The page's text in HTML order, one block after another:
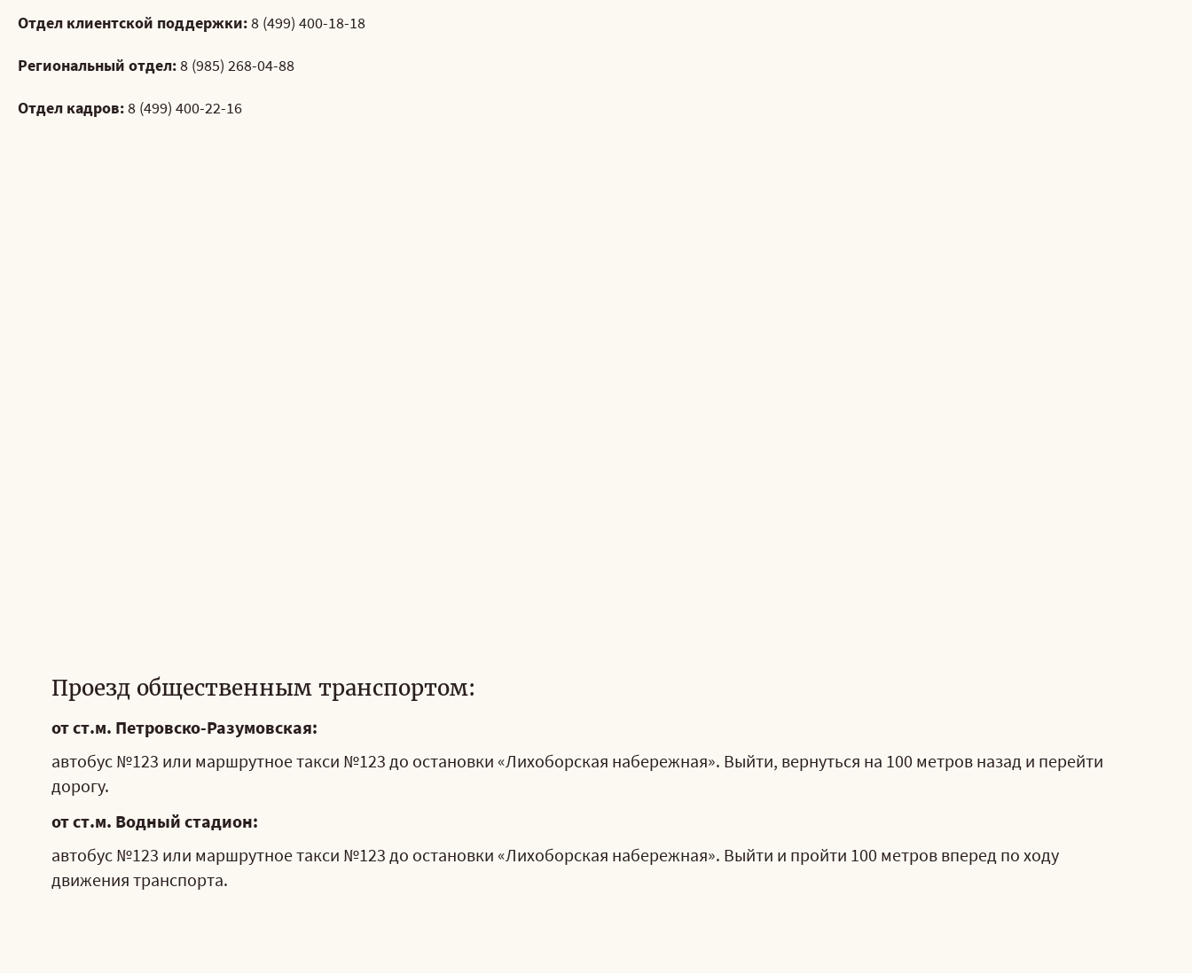
Отдел клиентской поддержки: 8 (499) 400-18-18
Региональный отдел: 8 (985) 268-04-88
Отдел кадров: 8 (499) 400-22-16
Проезд общественным транспортом:
от ст.м. Петровско-Разумовская:
автобус №123 или маршрутное такси №123 до остановки «Лихоборская набережная». Выйти, вернуться на 100 метров назад и перейти
дорогу.
от ст.м. Водный стадион:
автобус №123 или маршрутное такси №123 до остановки «Лихоборская набережная». Выйти и пройти 100 метров вперед по ходу
движения транспорта.